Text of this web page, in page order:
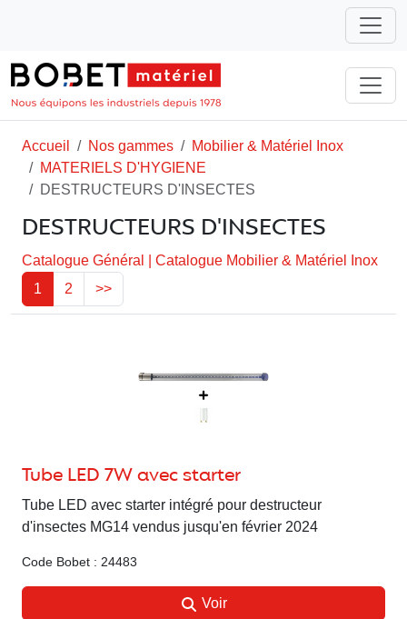
Accueil Nos gammes
Mobilier & Matériel Inox
MATERIELS D'HYGIENE
DESTRUCTEURS D'INSECTES
DESTRUCTEURS D'INSECTES
Catalogue Général
Catalogue Mobilier & Matériel Inox
1
2 >>
Tube LED 7W avec starter
Tube LED avec starter intégré pour destructeur
d'insectes MG14 vendus jusqu'en février 2024
Code Bobet : 24483
Voir